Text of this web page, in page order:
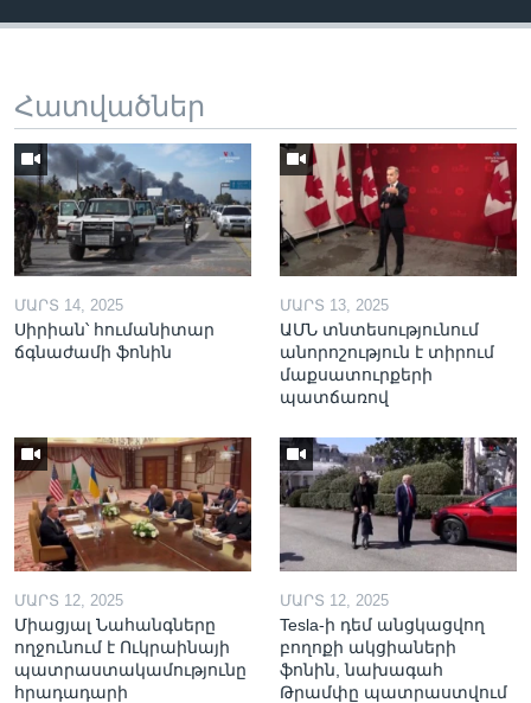
Հատվածներ
ՄԱՐՏ 14, 2025
Սիրիան՝ հումանիտար
ճգնաժամի ֆոնին
ՄԱՐՏ 13, 2025
ԱՄՆ տնտեսությունում
անորոշություն է տիրում
մաքսատուրքերի
պատճառով
ՄԱՐՏ 12, 2025
Միացյալ Նահանգները
ողջունում է Ուկրաինայի
պատրաստակամությունը
հրադադարի
ՄԱՐՏ 12, 2025
Tesla-ի դեմ անցկացվող
բողոքի ակցիաների
ֆոնին, նախագահ
Թրամփը պատրաստվում